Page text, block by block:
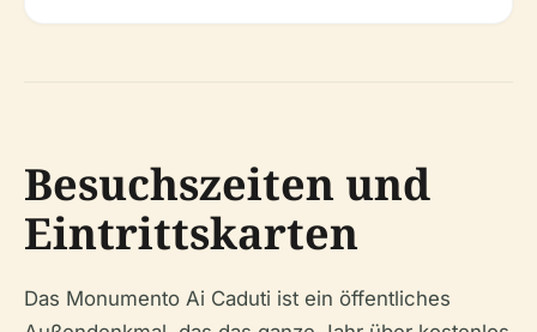
Besuchszeiten und
Eintrittskarten
Das Monumento Ai Caduti ist ein öffentliches